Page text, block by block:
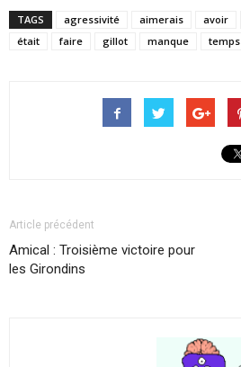
TAGS agressivité aimerais avoir
était
faire gillot manque temps
Article précédent
Amical : Troisième victoire pour
les Girondins